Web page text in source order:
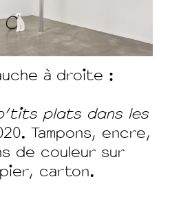
à droite :
plats dans les
Tampons, encre,
de couleur sur
carton.